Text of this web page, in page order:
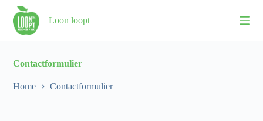
S
k
o
o
Loon loopt
Contactformulier
Home Contactformulier